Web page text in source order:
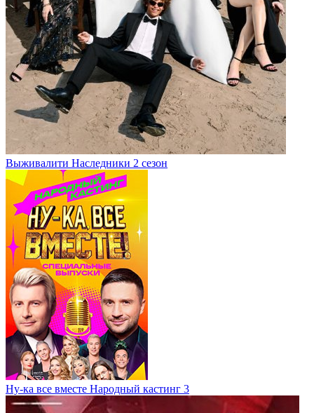
Выживалити Наследники 2 сезон
Ну-ка все вместе Народный кастинг 3